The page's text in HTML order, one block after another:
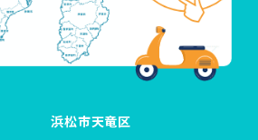
浜松市天竜区